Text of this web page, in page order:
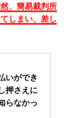
、簡易裁判所
しまい、差し
いができ
押さえに
らなかっ